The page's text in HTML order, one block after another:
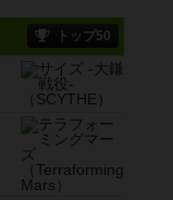
トップ50